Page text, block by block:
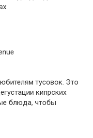
тусовок. Это
кипрских
блюда, чтобы